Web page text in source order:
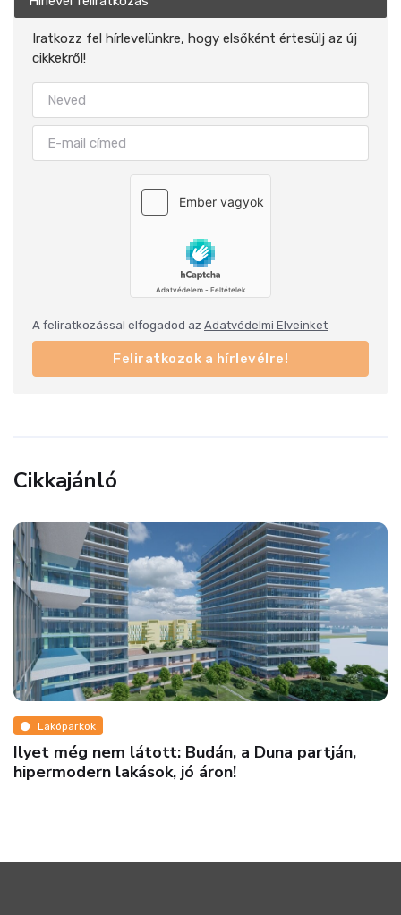
Iratkozz fel hírlevelünkre, hogy elsőként értesülj az új
cikkekről!
A feliratkozással elfogadod az Adatvédelmi Elveinket
Feliratkozok a hírlevélre!
Cikkajánló
Lakóparkok
Ilyet még nem látott: Budán, a Duna partján,
hipermodern lakások, jó áron!